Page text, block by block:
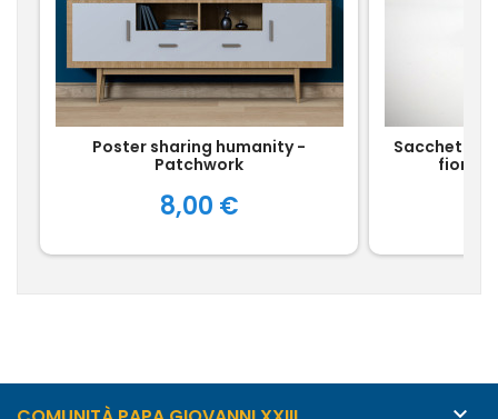
Poster sharing humanity -
Patchwork
Prezzo
8,00 €
fiori di